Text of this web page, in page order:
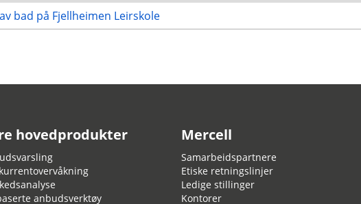
bad på Fjellheimen Leirskole
hovedprodukter
anbudsverktøy
Mercell
Samarbeidspartnere
Etiske retningslinjer
Ledige stillinger
Kontorer